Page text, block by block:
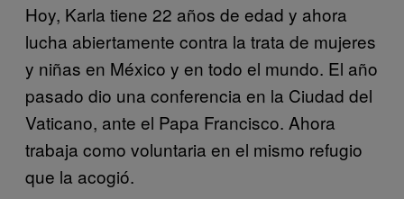
Hoy, Karla tiene 22 años de edad y ahora
lucha abiertamente contra la trata de mujeres
y niñas en México y en todo el mundo. El año
pasado dio una conferencia en la Ciudad del
Vaticano, ante el Papa Francisco. Ahora
trabaja como voluntaria en el mismo refugio
que la acogió.